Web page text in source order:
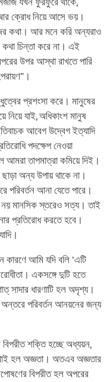
ক্রোধ নিয়ে আসে ভয়।
কথা। আর মনে করি অন্যরাও
চিন্তা করে না। এই
উপর আস্থা রাখতে পারি
প্রশংসা করে। মানুষের
যাই, অধিকাংশ মানুষ
আবেগ উদ্বেগ ইত্যাদি
পদক্ষেপ নেওয়া
তাপমাত্রা কমিয়ে দিই।
অন্য উপায় থাকে না।
আনা যেতে পারে।
মানসিক স্তরেও সত্য। তাই
প্রতিরোধ করতে হবে।
আমি যদি বলি ‘এটি
একসঙ্গে দুটি হতে
সাদার ধারণাটি হল অদৃশ্য।
পরিবর্তন আনয়নের জন্য
শক্তি হচ্ছে অধ্যয়ন,
হল অজ্ঞতা। অতএব অজ্ঞতার
বিপরীত হল অপরের